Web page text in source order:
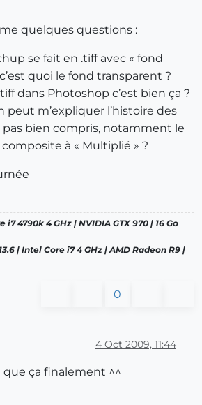
quelques questions :
se fait en .tiff avec « fond
quoi le fond transparent ?
dans Photoshop c’est bien ça ?
peut m’expliquer l’histoire des
pas bien compris, notamment le
à « Multiplié » ?
4790k 4 GHz | NVIDIA GTX 970 | 16 Go
| Intel Core i7 4 GHz | AMD Radeon R9 |
0
4 Oct 2009, 11:44
que ça finalement ^^